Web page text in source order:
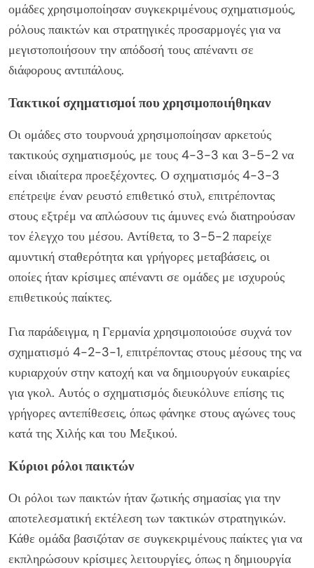
ομάδες χρησιμοποίησαν συγκεκριμένους σχηματισμούς,
ρόλους παικτών και στρατηγικές προσαρμογές για να
μεγιστοποιήσουν την απόδοσή τους απέναντι σε
διάφορους αντιπάλους.
Τακτικοί σχηματισμοί που χρησιμοποιήθηκαν
Οι ομάδες στο τουρνουά χρησιμοποίησαν αρκετούς
τακτικούς σχηματισμούς, με τους 4-3-3 και 3-5-2 να
είναι ιδιαίτερα προεξέχοντες. Ο σχηματισμός 4-3-3
επέτρεψε έναν ρευστό επιθετικό στυλ, επιτρέποντας
στους εξτρέμ να απλώσουν τις άμυνες ενώ διατηρούσαν
τον έλεγχο του μέσου. Αντίθετα, το 3-5-2 παρείχε
αμυντική σταθερότητα και γρήγορες μεταβάσεις, οι
οποίες ήταν κρίσιμες απέναντι σε ομάδες με ισχυρούς
επιθετικούς παίκτες.
Για παράδειγμα, η Γερμανία χρησιμοποιούσε συχνά τον
σχηματισμό 4-2-3-1, επιτρέποντας στους μέσους της να
κυριαρχούν στην κατοχή και να δημιουργούν ευκαιρίες
για γκολ. Αυτός ο σχηματισμός διευκόλυνε επίσης τις
γρήγορες αντεπίθεσεις, όπως φάνηκε στους αγώνες τους
κατά της Χιλής και του Μεξικού.
Κύριοι ρόλοι παικτών
Οι ρόλοι των παικτών ήταν ζωτικής σημασίας για την
αποτελεσματική εκτέλεση των τακτικών στρατηγικών.
Κάθε ομάδα βασιζόταν σε συγκεκριμένους παίκτες για να
εκπληρώσουν κρίσιμες λειτουργίες, όπως η δημιουργία